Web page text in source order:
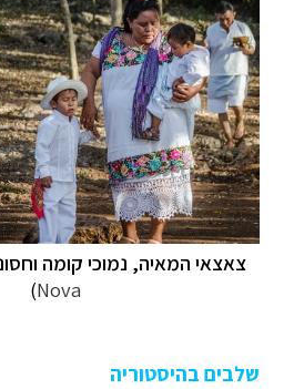
צאצאי המאיה, נמוכי קומה
Nova
)
שלבים בהיסטוריה